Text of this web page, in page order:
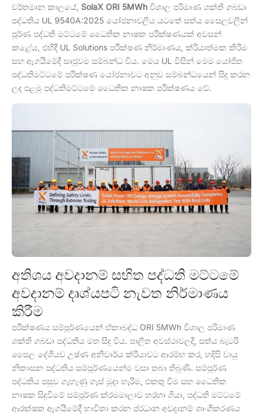
වර්තමාන කාලයේ, SolaX ORI 5MWh විශාල පරිමාණ ශක්ති ගබඩා
පද්ධතිය UL 9540A:2025 යෝජනාවලිය යටතේ සත්ය සෛලවලින්
පූර්ණ පද්ධති මට්ටමේ ධෛතික නාෂක පරීක්ෂණයක් අවසන්
කළේය, එහිදී UL Solutions පරීක්ෂණ නිර්මාණය, ක්රියාත්මක කිරීම
සහ ඇගයීමේදී සෘජුවම සම්බන්ධ විය. මෙය UL විසින් මෙම යෝජිත
පද්ධතිමට්ටමේ පරීක්ෂණ යෝජනාවට අනුව සම්බන්ධයෙන් සිදු කරන
ලද පළමු පද්ධතිමට්ටමේ ධෛතික නාෂක පරීක්ෂණය වේ.
අතිශය අවදානම් සහිත පද්ධති මට්ටමේ
අවදානම් දෘශ්යපටි නැවත නිර්මාණය
කිරීම
පරීක්ෂණය සම්පූර්ණයෙන් ඒකාබද්ධ ORI 5MWh විශාල පරිමාණ
ශක්ති ගබඩා පද්ධතිය මත සිදු විය. පාලිත අවස්ථාවලදී, සත්ය බැටරි
සෛල දේශීයව උෂ්ණ අනිවාර්ය ක්රියාවට ආරම්භ කර, හදිසි වායු
නිකාසන පද්ධතිය සම්පූර්ණයෙන්ම වසා තබා තිබුණි. සම්පූර්ණ
පද්ධතිය පසුව ගැහැණු ගෑස් මුදා හැරීම, එකතු වීම සහ ධෛතික
නාෂක සිදුවීමේ සම්පූර්ණ ක්රමමාලාව හරහා ගියා, පද්ධති මට්ටමේ
ආරක්ෂක ඇගයීමේදී භාවිතා කරන ප්රධාන අවදානම් ශෘංගීකරණය